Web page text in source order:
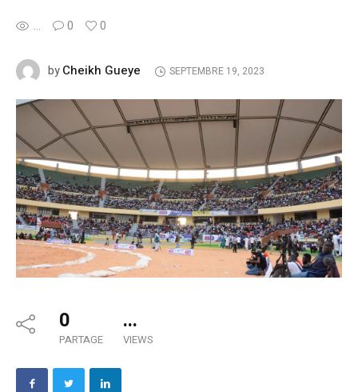
... 0 0
byCheikh Gueye SEPTEMBRE 19, 2023
0
PARTAGE
...
VIEWS